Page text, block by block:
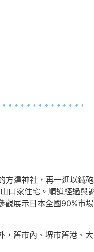
違神社，再一逛以鐵砲
家住宅。順道經過與
展示日本全國90%市
舊市內、堺市舊港、